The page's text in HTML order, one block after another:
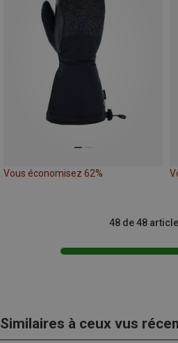
Vous économisez 62%
48 de 48
Similaires à ceux vus